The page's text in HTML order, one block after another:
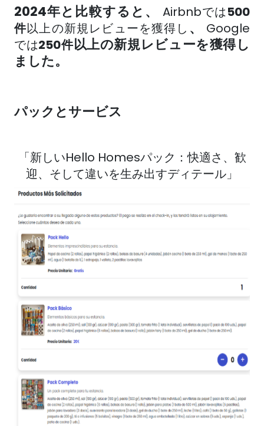
2024年と比較すると、 Airbnbでは500
件以上の新規レビューを獲得し 、 Google
では250件以上の新規レビューを獲得し
ました。
パックとサービス
「新しいHello Homesパック：快適さ、歓
迎、そして違いを生み出すディテール」